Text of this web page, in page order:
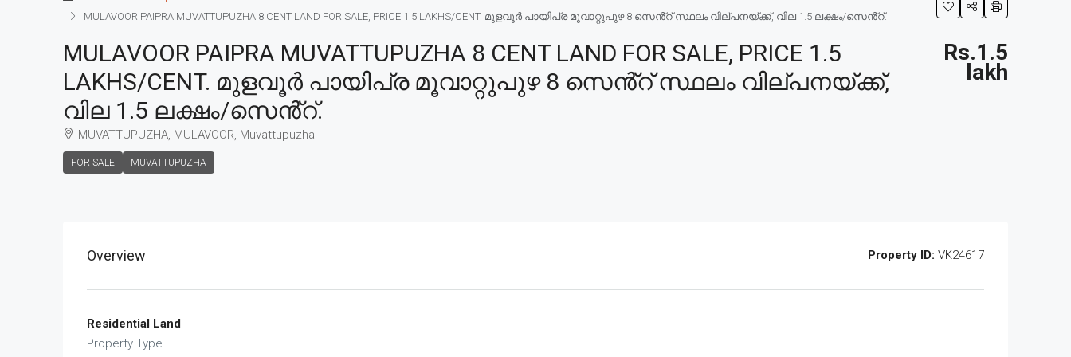
MULAVOOR PAIPRA MUVATTUPUZHA 8 CENT LAND FOR SALE, PRICE 1.5 LAKHS/CENT. മുളവൂർ പായിപ്ര മൂവാറ്റുപുഴ 8 സെൻ്റ് സ്ഥലം വില്പനയ്ക്ക്, വില 1.5 ലക്ഷം/സെൻ്റ്.
MULAVOOR PAIPRA MUVATTUPUZHA 8 CENT LAND FOR SALE, PRICE 1.5
LAKHS/CENT. മുളവൂർ പായിപ്ര മൂവാറ്റുപുഴ 8 സെൻ്റ് സ്ഥലം വില്പനയ്ക്ക്,
വില 1.5 ലക്ഷം/സെൻ്റ്.
MUVATTUPUZHA, MULAVOOR, Muvattupuzha
FOR SALE MUVATTUPUZHA
Rs.1.5
lakh
Overview Property ID: VK24617
Residential Land
Property Type